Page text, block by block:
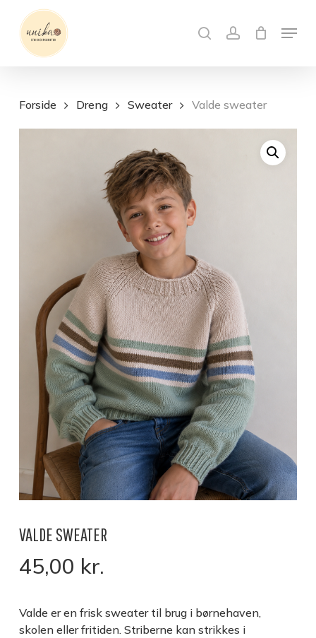
main
content
searchaccount Menu
Kurv Close
Cart
Forside Dreng Sweater Valde sweater
VALDE SWEATER
45,00 kr.
Valde er en frisk sweater til brug i børnehaven,
skolen eller fritiden. Striberne kan strikkes i